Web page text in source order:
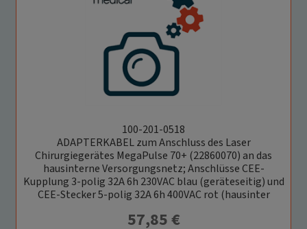
100-201-0518
ADAPTERKABEL zum Anschluss des Laser
Chirurgiegerätes MegaPulse 70+ (22860070) an das
hausinterne Versorgungsnetz; Anschlüsse CEE-
Kupplung 3-polig 32A 6h 230VAC blau (geräteseitig) und
CEE-Stecker 5-polig 32A 6h 400VAC rot (hausinter
57,85€